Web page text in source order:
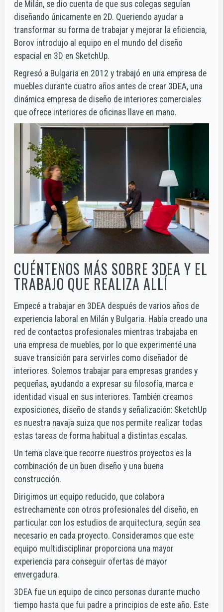
de Milán, se dio cuenta de que sus colegas seguían
diseñando únicamente en 2D. Queriendo ayudar a
transformar su forma de trabajar y mejorar la eficiencia,
Borov introdujo al equipo en el mundo del diseño
espacial en 3D en SketchUp.
Regresó a Bulgaria en 2012 y trabajó en una empresa de
muebles durante cuatro años antes de crear 3DEA, una
dinámica empresa de diseño de interiores comerciales
que ofrece interiores de oficinas llave en mano.
CUÉNTENOS MÁS SOBRE 3DEA Y EL
TRABAJO QUE REALIZA ALLÍ
Empecé a trabajar en 3DEA después de varios años de
experiencia laboral en Milán y Bulgaria. Había creado una
red de contactos profesionales mientras trabajaba en
una empresa de muebles, por lo que experimenté una
suave transición para servirles como diseñador de
interiores. Solemos trabajar para empresas grandes y
pequeñas, ayudando a expresar su filosofía, marca e
identidad visual en sus interiores. También creamos
exposiciones, diseño de stands y señalización: SketchUp
es nuestra navaja suiza que nos permite realizar todas
estas tareas de forma habitual a distintas escalas.
Un tema clave que recorre nuestros proyectos es la
combinación de un buen diseño y una buena
construcción.
Dirigimos un equipo reducido, que colabora
estrechamente con otros profesionales del diseño, en
particular con los estudios de arquitectura, según sea
necesario en cada proyecto. Consideramos que este
equipo multidisciplinar proporciona una mayor
experiencia para conseguir ofertas de mayor
envergadura.
3DEA fue un equipo de cinco personas durante mucho
tiempo hasta que fui padre a principios de este año. Este